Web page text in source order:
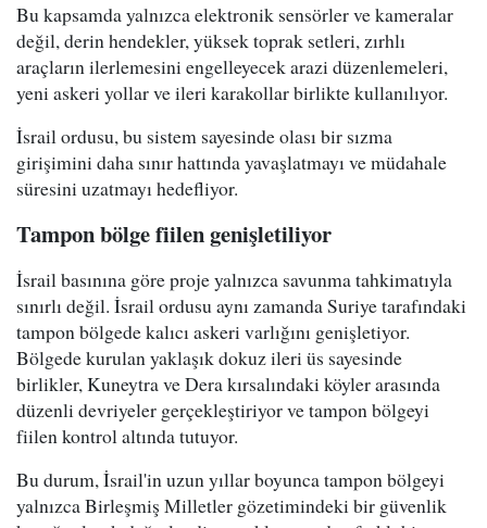
Bu kapsamda yalnızca elektronik sensörler ve kameralar
değil, derin hendekler, yüksek toprak setleri, zırhlı
araçların ilerlemesini engelleyecek arazi düzenlemeleri,
yeni askeri yollar ve ileri karakollar birlikte kullanılıyor.
İsrail ordusu, bu sistem sayesinde olası bir sızma
girişimini daha sınır hattında yavaşlatmayı ve müdahale
süresini uzatmayı hedefliyor.
Tampon bölge fiilen genişletiliyor
İsrail basınına göre proje yalnızca savunma tahkimatıyla
sınırlı değil. İsrail ordusu aynı zamanda Suriye tarafındaki
tampon bölgede kalıcı askeri varlığını genişletiyor.
Bölgede kurulan yaklaşık dokuz ileri üs sayesinde
birlikler, Kuneytra ve Dera kırsalındaki köyler arasında
düzenli devriyeler gerçekleştiriyor ve tampon bölgeyi
fiilen kontrol altında tutuyor.
Bu durum, İsrail'in uzun yıllar boyunca tampon bölgeyi
yalnızca Birleşmiş Milletler gözetimindeki bir güvenlik